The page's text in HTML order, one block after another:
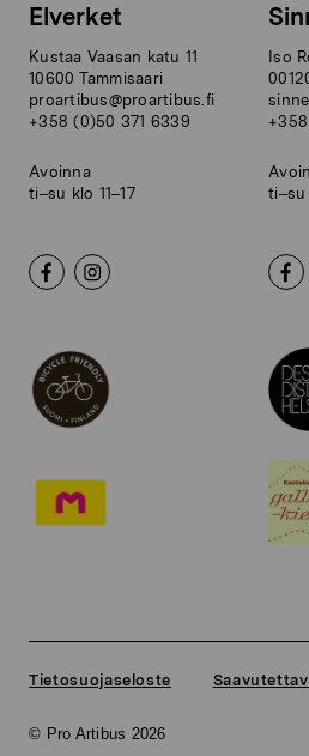
Elverket
Kustaa Vaasan katu 11
10600 Tammisaari
proartibus@proartibus.fi
+358 (0)50 371 6339
Avoinna
ti–su klo 11–17
Iso
ti–su
© Pro Artibus 2026
Tietosuojaseloste